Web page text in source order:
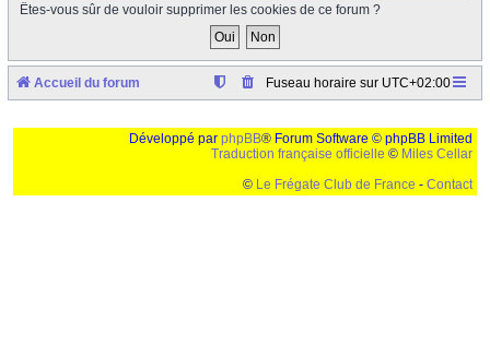
Êtes-vous sûr de vouloir supprimer les cookies de ce forum ?
Accueil du forum Fuseau horaire sur UTC+02:00
Développé par phpBB® Forum Software © phpBB Limited
Traduction française officielle © Miles Cellar
© Le Frégate Club de France - Contact